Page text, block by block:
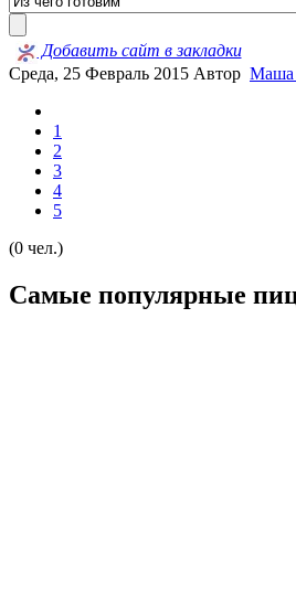
Добавить сайт в закладки
Среда, 25 Февраль 2015 Автор Маша
1
2
3
4
5
(0 чел.)
Самые популярные